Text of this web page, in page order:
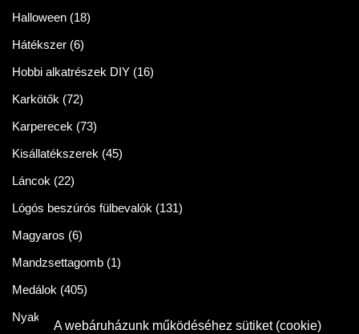
Halloween (18)
Hátékszer (6)
Hobbi alkatrészek DIY (16)
Karkötők (72)
Karperecek (73)
Kisállatékszerek (45)
Láncok (22)
Lógós beszúrós fülbevalók (131)
Magyaros (6)
Mandzsettagomb (1)
Medálok (405)
Nyakláncok
(86)
A webáruházunk működéséhez sütiket (cookie)